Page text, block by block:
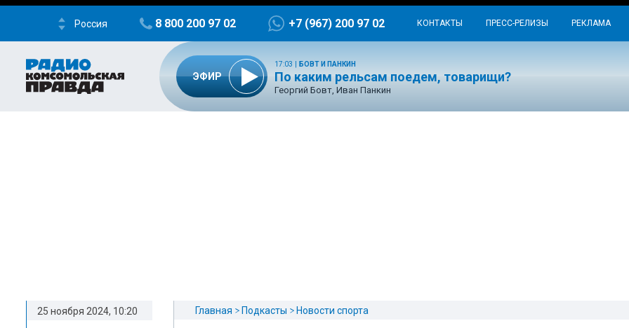
Россия 8 800 200 97 02 +7 (967) 200 97 02 КОНТАКТЫ ПРЕСС-РЕЛИЗЫ РЕКЛАМА
ЭФИР
17:03 БОВТ И ПАНКИН
По каким рельсам поедем, товарищи?
Георгий Бовт, Иван Панкин
Главная Подкасты Новости спорта
25 ноября 2024, 10:20